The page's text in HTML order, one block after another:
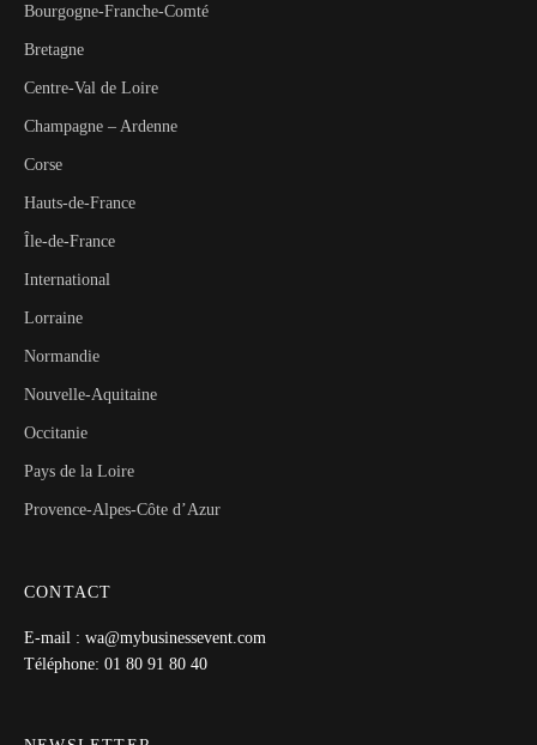
Bourgogne-Franche-Comté
Bretagne
Centre-Val de Loire
Champagne – Ardenne
Corse
Hauts-de-France
Île-de-France
International
Lorraine
Normandie
Nouvelle-Aquitaine
Occitanie
Pays de la Loire
Provence-Alpes-Côte d’Azur
CONTACT
E-mail : wa@mybusinessevent.com
Téléphone: 01 80 91 80 40